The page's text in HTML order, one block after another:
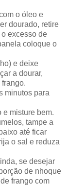
o óleo e
dourado, retire
excesso de
coloque o
e deixe
a dourar,
minutos para
e misture bem.
tampe a
até ficar
o sal e reduza
se desejar
de nhoque
frango com